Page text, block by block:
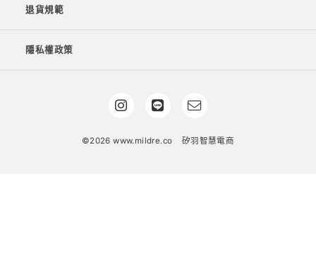
退貨規範
隱私權政策
©2026 www.mildre.co 矽羽智慧電商